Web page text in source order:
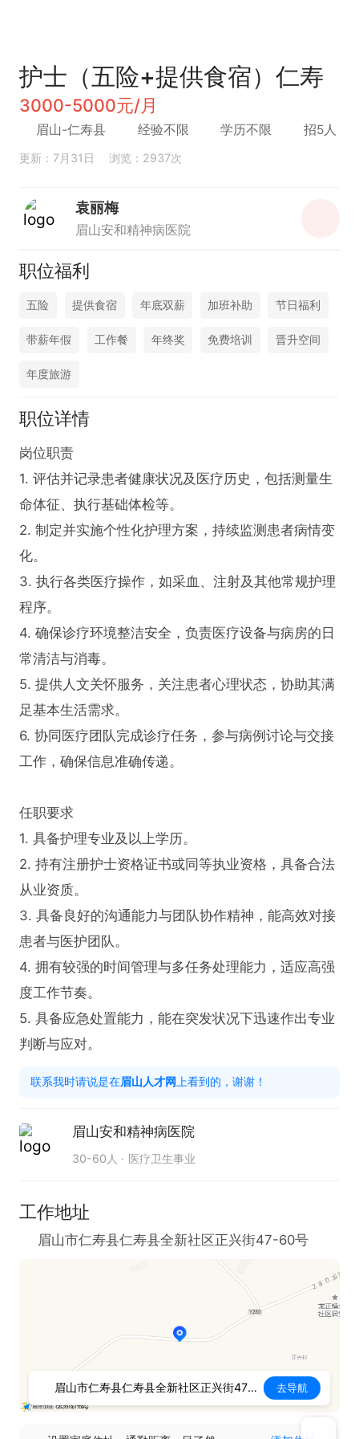
护士（五险+提供食宿）仁寿
3000-5000元/月
眉山-仁寿县 经验不限 学历不限 招5人
更新：7月31日 浏览：2937次
袁丽梅
眉山安和精神病医院
职位福利
五险 提供食宿 年底双薪 加班补助 节日福利
带薪年假 工作餐 年终奖 免费培训 晋升空间
年度旅游
职位详情
岗位职责
1. 评估并记录患者健康状况及医疗历史，包括测量生
命体征、执行基础体检等。
2. 制定并实施个性化护理方案，持续监测患者病情变
化。
3. 执行各类医疗操作，如采血、注射及其他常规护理
程序。
4. 确保诊疗环境整洁安全，负责医疗设备与病房的日
常清洁与消毒。
5. 提供人文关怀服务，关注患者心理状态，协助其满
足基本生活需求。
6. 协同医疗团队完成诊疗任务，参与病例讨论与交接
工作，确保信息准确传递。
任职要求
1. 具备护理专业及以上学历。
2. 持有注册护士资格证书或同等执业资格，具备合法
从业资质。
3. 具备良好的沟通能力与团队协作精神，能高效对接
患者与医护团队。
4. 拥有较强的时间管理与多任务处理能力，适应高强
度工作节奏。
5. 具备应急处置能力，能在突发状况下迅速作出专业
判断与应对。
联系我时请说是在眉山人才网 上看到的，谢谢！
眉山安和精神病医院
30-60人 医疗卫生事业
工作地址
眉山市仁寿县仁寿县全新社区正兴街47-60号
眉山市仁寿县仁寿县全新社区正兴街47-60号 去导航